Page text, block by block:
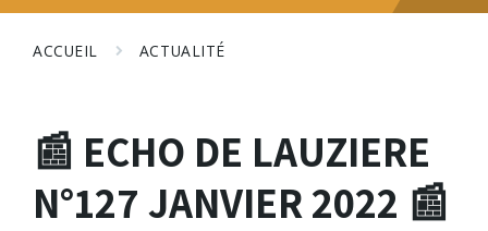
ACCUEIL ACTUALITÉ
📰 ECHO DE LAUZIERE
N°127 JANVIER 2022 📰